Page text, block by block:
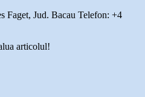
Faget, Jud. Bacau Telefon: +4
articolul!